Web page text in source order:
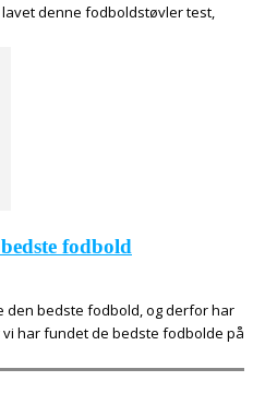
denne fodboldstøvler test,
fodbold
den bedste fodbold, og derfor har
har fundet de bedste fodbolde på